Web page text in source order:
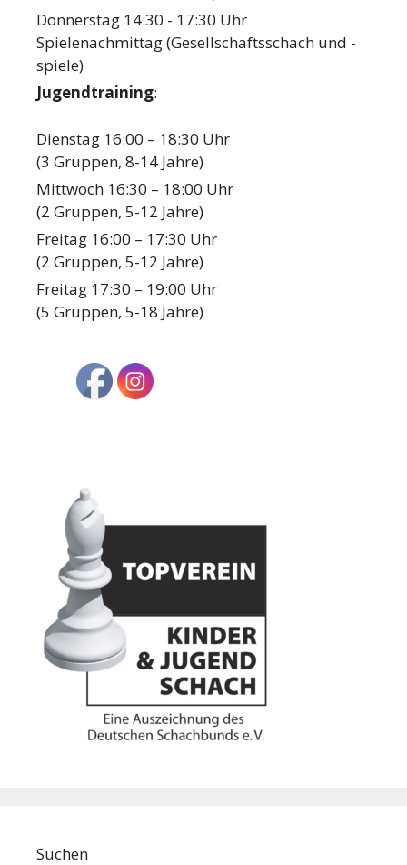
Donnerstag 14:30 - 17:30 Uhr
Spielenachmittag (Gesellschaftsschach und -
spiele)
Jugendtraining:
Dienstag 16:00 – 18:30 Uhr
(3 Gruppen, 8-14 Jahre)
Mittwoch 16:30 – 18:00 Uhr
(2 Gruppen, 5-12 Jahre)
Freitag 16:00 – 17:30 Uhr
(2 Gruppen, 5-12 Jahre)
Freitag 17:30 – 19:00 Uhr
(5 Gruppen, 5-18 Jahre)
Suchen